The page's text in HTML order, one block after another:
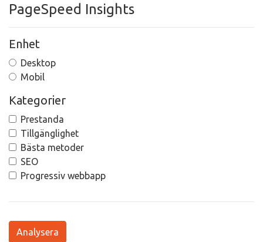
PageSpeed Insights
Enhet
Desktop
Mobil
Kategorier
Prestanda
Tillgänglighet
Bästa metoder
SEO
Progressiv webbapp
Analysera